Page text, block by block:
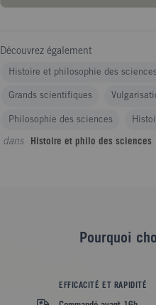
Découvrez également
Histoire et philosophie des sciences
Grands scientifiques
Philosophie des sciences
dans Histoire et philo des sciences
Pourquoi
EFFICACITÉ ET RAPIDITÉ